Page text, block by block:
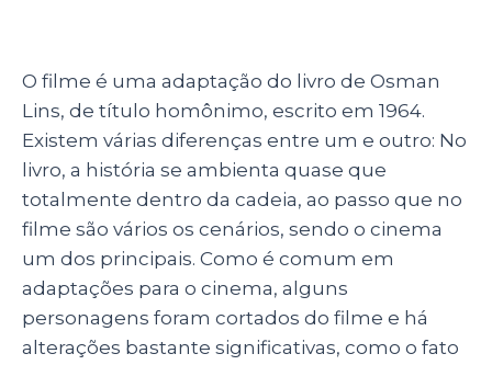
O filme é uma adaptação do livro de Osman
Lins, de título homônimo, escrito em 1964.
Existem várias diferenças entre um e outro: No
livro, a história se ambienta quase que
totalmente dentro da cadeia, ao passo que no
filme são vários os cenários, sendo o cinema
um dos principais. Como é comum em
adaptações para o cinema, alguns
personagens foram cortados do filme e há
alterações bastante significativas, como o fato